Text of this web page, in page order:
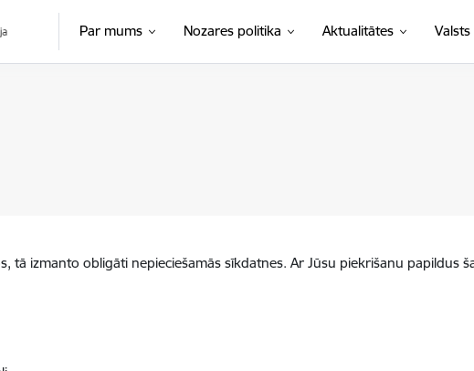
Par mums Nozares politika Aktualitātes
tā izmanto obligāti nepieciešamās sīkdatnes. Ar Jūsu piekrišanu papildus